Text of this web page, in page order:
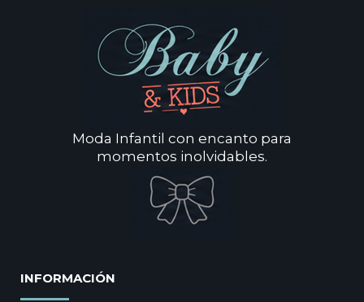
Moda Infantil con encanto para
momentos inolvidables.
INFORMACIÓN